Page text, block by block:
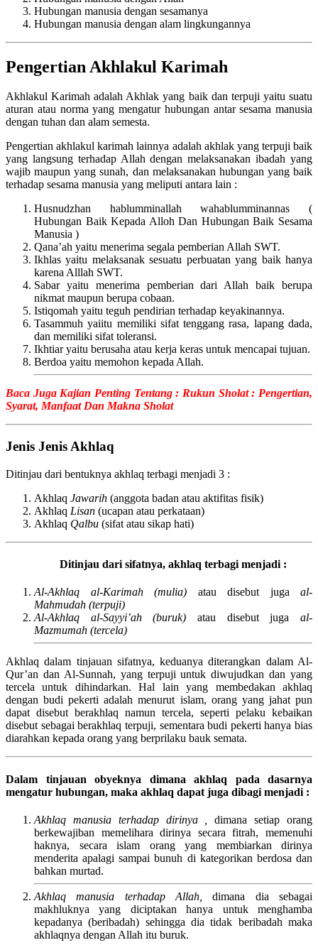
Hubungan manusia dengan sesamanya
Hubungan manusia dengan alam lingkungannya
Pengertian Akhlakul Karimah
Akhlakul Karimah adalah Akhlak yang baik dan terpuji yaitu suatu
aturan atau norma yang mengatur hubungan antar sesama manusia
dengan tuhan dan alam semesta.
Pengertian akhlakul karimah lainnya adalah akhlak yang terpuji baik
yang langsung terhadap Allah dengan melaksanakan ibadah yang
wajib maupun yang sunah, dan melaksanakan hubungan yang baik
terhadap sesama manusia yang meliputi antara lain :
Husnudzhan hablumminallah wahablumminannas (
Hubungan Baik Kepada Alloh Dan Hubungan Baik Sesama
Manusia )
Qana’ah yaitu menerima segala pemberian Allah SWT.
Ikhlas yaitu melaksanak sesuatu perbuatan yang baik hanya
karena Alllah SWT.
Sabar yaitu menerima pemberian dari Allah baik berupa
nikmat maupun berupa cobaan.
Istiqomah yaitu teguh pendirian terhadap keyakinannya.
Tasammuh yaiitu memiliki sifat tenggang rasa, lapang dada,
dan memiliki sifat toleransi.
Ikhtiar yaitu berusaha atau kerja keras untuk mencapai tujuan.
Berdoa yaitu memohon kepada Allah.
Baca Juga Kajian Penting Tentang : Rukun Sholat : Pengertian,
Syarat, Manfaat Dan Makna Sholat
Jenis Jenis Akhlaq
Ditinjau dari bentuknya akhlaq terbagi menjadi 3 :
Akhlaq Jawarih (anggota badan atau aktifitas fisik)
Akhlaq Lisan (ucapan atau perkataan)
Akhlaq Qalbu (sifat atau sikap hati)
Ditinjau dari sifatnya, akhlaq terbagi menjadi :
Al-Akhlaq al-Karimah (mulia) atau disebut juga al-
Mahmudah (terpuji)
Al-Akhlaq al-Sayyi’ah (buruk) atau disebut jugaal-
Mazmumah (tercela)
Akhlaq dalam tinjauan sifatnya, keduanya diterangkan dalam Al-
Qur’an dan Al-Sunnah, yang terpuji untuk diwujudkan dan yang
tercela untuk dihindarkan. Hal lain yang membedakan akhlaq
dengan budi pekerti adalah menurut islam, orang yang jahat pun
dapat disebut berakhlaq namun tercela, seperti pelaku kebaikan
disebut sebagai berakhlaq terpuji, sementara budi pekerti hanya bias
diarahkan kepada orang yang berprilaku bauk semata.
Dalam tinjauan obyeknya dimana akhlaq pada dasarnya
mengatur hubungan, maka akhlaq dapat juga dibagi menjadi :
Akhlaq manusia terhadap dirinya ,dimana setiap orang
berkewajiban memelihara dirinya secara fitrah, memenuhi
haknya, secara islam orang yang membiarkan dirinya
menderita apalagi sampai bunuh di kategorikan berdosa dan
bahkan murtad.
Akhlaq manusia terhadap Allah,dimana dia sebagai
makhluknya yang diciptakan hanya untuk menghamba
kepadanya (beribadah) sehingga dia tidak beribadah maka
akhlaqnya dengan Allah itu buruk.